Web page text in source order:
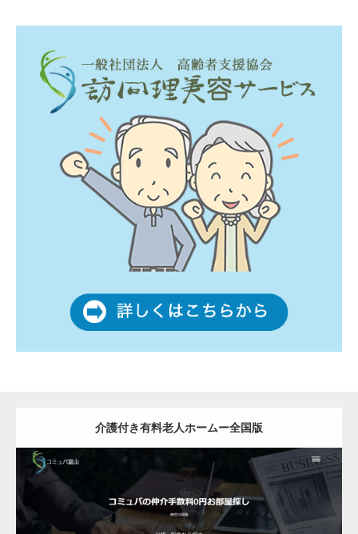
介護付き有料老人ホームー全国版
更新日： 2023.03.08